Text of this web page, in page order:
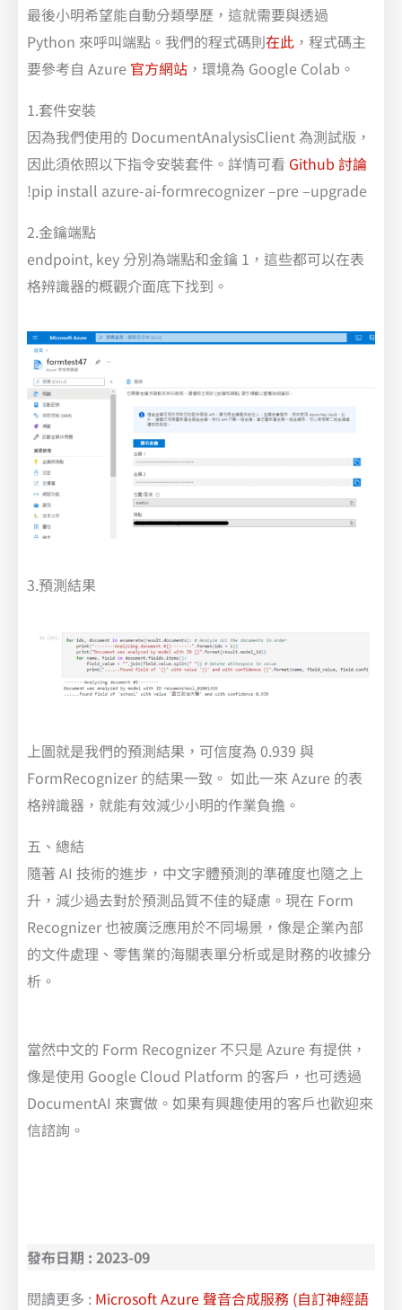
最後小明希望能自動分類學歷，這就需要與透過
Python 來呼叫端點。我們的程式碼則在此 ，程式碼主
要參考自 Azure 官方網站 ，環境為 Google Colab。
1.套件安裝
因為我們使用的 DocumentAnalysisClient 為測試版，
因此須依照以下指令安裝套件。詳情可看 Github 討論
!pip install azure-ai-formrecognizer –pre –upgrade
2.金鑰端點
endpoint, key 分別為端點和金鑰 1，這些都可以在表
格辨識器的概觀介面底下找到。
3.預測結果
上圖就是我們的預測結果，可信度為 0.939 與
FormRecognizer 的結果一致。 如此一來 Azure 的表
格辨識器，就能有效減少小明的作業負擔。
五、總結
隨著 AI 技術的進步，中文字體預測的準確度也隨之上
升，減少過去對於預測品質不佳的疑慮。現在 Form
Recognizer 也被廣泛應用於不同場景，像是企業內部
的文件處理、零售業的海關表單分析或是財務的收據分
析。
當然中文的 Form Recognizer 不只是 Azure 有提供，
像是使用 Google Cloud Platform 的客戶，也可透過
DocumentAI 來實做。如果有興趣使用的客戶也歡迎來
信諮詢。
發布日期 : 2023-09
閱讀更多 : Microsoft Azure 聲音合成服務 (自訂神經語